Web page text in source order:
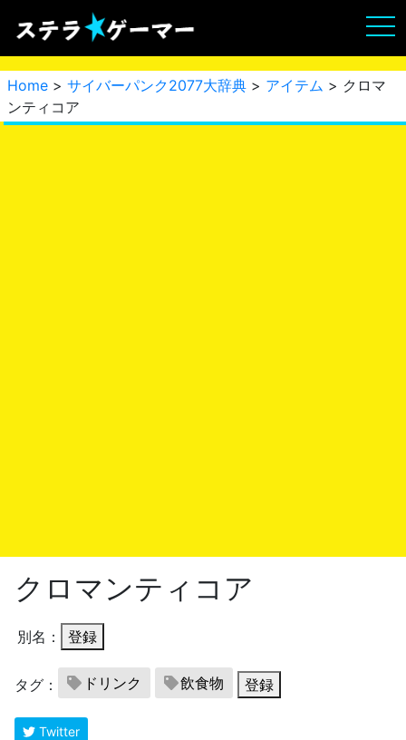
Home > サイバーパンク2077大辞典 > アイテム > クロマ
ンティコア
クロマンティコア
別名： 登録
タグ： ドリンク 飲食物 登録
Twitter